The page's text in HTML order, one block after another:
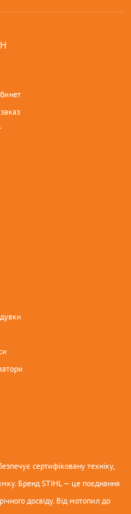
сертифіковану техніку,
Бренд STIHL — це поєднання
досвіду. Від мотопил до